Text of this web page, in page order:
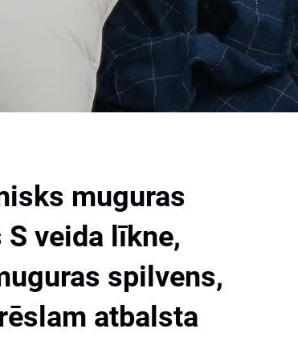
muguras
veida līkne,
spilvens,
atbalsta